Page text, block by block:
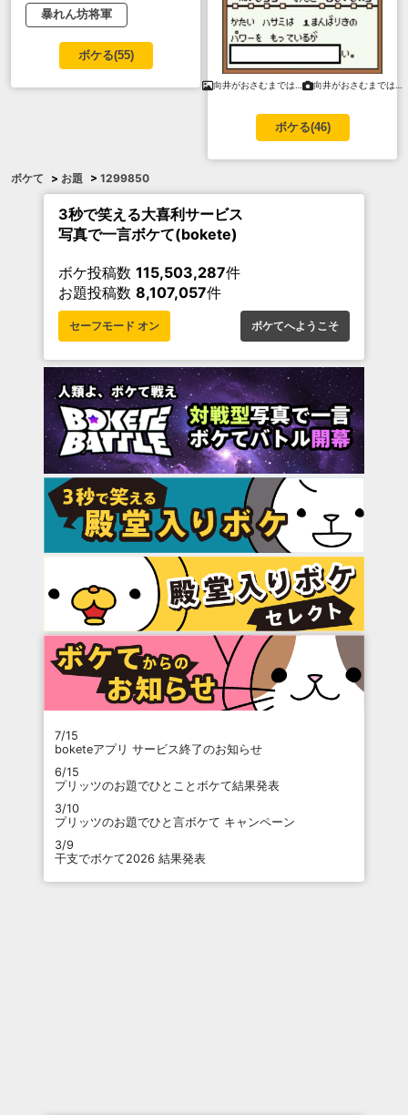
暴れん坊将軍
ボケる(55)
向井がおさむまでは… 向井がおさむまでは…
ボケる(46)
ボケて > お題 > 1299850
3秒で笑える大喜利サービス
写真で一言ボケて(bokete)
ボケ投稿数 115,503,287件
お題投稿数 8,107,057件
セーフモード オン ボケてへようこそ
7/15
boketeアプリ サービス終了のお知らせ
6/15
プリッツのお題でひとことボケて結果発表
3/10
プリッツのお題でひと言ボケて キャンペーン
3/9
干支でボケて2026 結果発表